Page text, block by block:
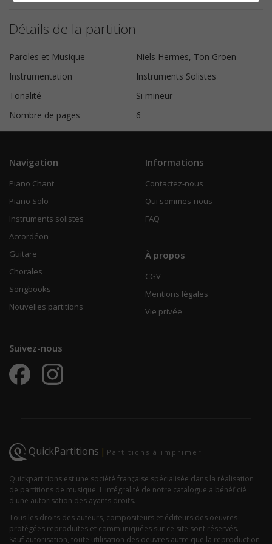
Détails de la partition
Paroles et Musique
Niels Hermes, Ton Groen
Instrumentation
Instruments Solistes
Tonalité
Si mineur
Nombre de pages
6
Navigation
Piano Chant
Piano Solo
Instruments solistes
Accordéon
Guitare
Chorales
Songbooks
Nouvelles partitions
Informations
Contactez-nous
Qui sommes-nous
FAQ
À propos
CGV
Mentions légales
Vie privée
Suivez-nous
QuickPartitions | Partitions à imprimer
Quickpartitions est une société française spécialisée dans la réalisation
de partitions de musique. L'intégralité de notre catalogue a bénéficié
d'une autorisation des ayants droits.
Tous les droits des auteurs, compositeurs et éditeurs des oeuvres
protégées reproduites et communiquées sur ce site sont réservés.
Sauf autorisation, toute utilisation des oeuvres autre que la reproduction